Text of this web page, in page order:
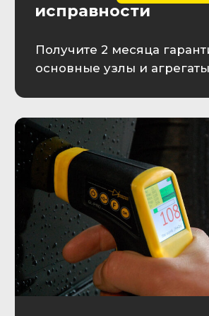
Оставляя заявку, Вы принимаете
пользовательское соглашение